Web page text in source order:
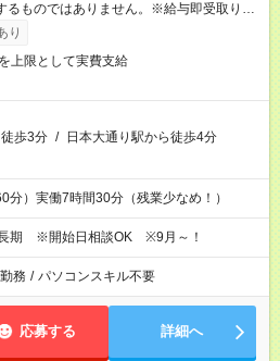
ものではありません。※給与即受取りサ
件有）
り
上限として実費支給
歩3分 / 日本大通り駅から徒歩4分
分）実働7時間30分（残業少なめ！）
期 ※開始日相談OK ※9月～！
務 / パソコンスキル不要
応募する 詳細へ